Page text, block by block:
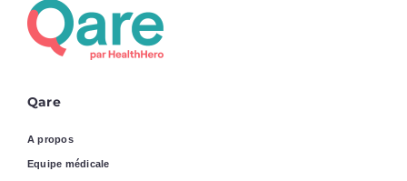
Qare
A propos
Equipe médicale